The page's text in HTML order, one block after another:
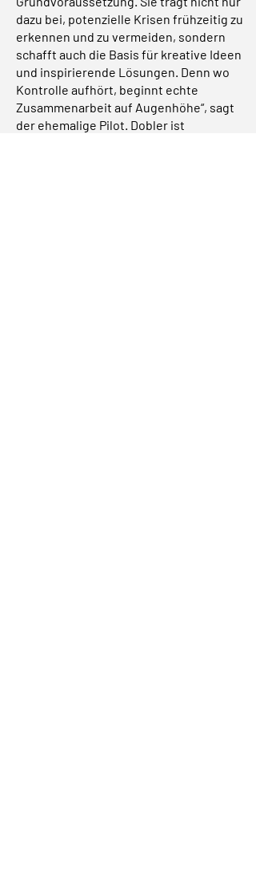
dazu bei, potenzielle Krisen frühzeitig zu
erkennen und zu vermeiden, sondern
schafft auch die Basis für kreative Ideen
und inspirierende Lösungen. Denn wo
Kontrolle aufhört, beginnt echte
Zusammenarbeit auf Augenhöhe“, sagt
der ehemalige Pilot. Dobler ist